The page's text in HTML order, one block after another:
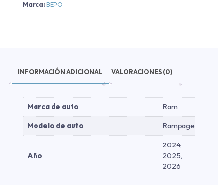
2024-
Marca:BEPO
INFORMACIÓN ADICIONAL VALORACIONES (0)
Marca de auto Ram
Modelo de auto Rampage
Año
2024,
2025,
2026